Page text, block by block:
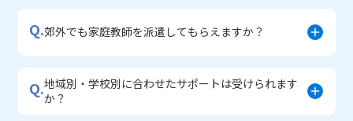
Q.郊外でも家庭教師を派遣してもらえますか？
Q.地域別・学校別に合わせたサポートは受けられます
か？